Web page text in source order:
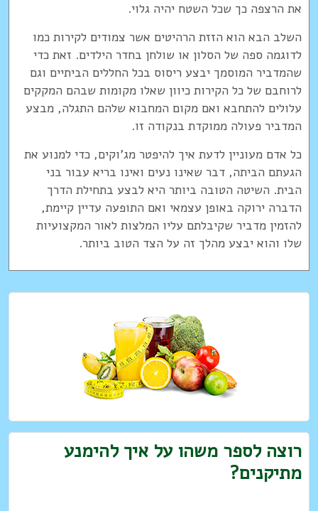
את הרצפה כך שכל השטח יהיה גלוי.
השלב הבא הוא הזזת הרהיטים אשר צמודים לקירות כמו
לדוגמה ספה של הסלון או שולחן בחדר הילדים. זאת כדי
שהמדביר המוסמך יבצע ריסוס בכל החללים הביתיים וגם
לרוחבם של כל הקירות כיוון שאלו מקומות שבהם המקקים
עלולים להתחבא ואם מקום המחבוא שלהם התגלה, מבצע
המדביר פעולה ממוקדת בנקודה זו.
כל אדם מעוניין לדעת איך להיפטר מג'וקים, כדי למנוע את
הגעתם הביתה, דבר שאינו נעים ואינו בריא עבור בני
הבית. השיטה הטובה ביותר היא לבצע בתחילת הדרך
הדברה ירוקה באופן עצמאי ואם התופעה עדיין קיימת,
להזמין מדביר שקיבלתם עליו המלצות לאור המקצועיות
שלו והוא יבצע מהלך זה על הצד הטוב ביותר.
רוצה לספר משהו על איך להימנע
מתיקנים?